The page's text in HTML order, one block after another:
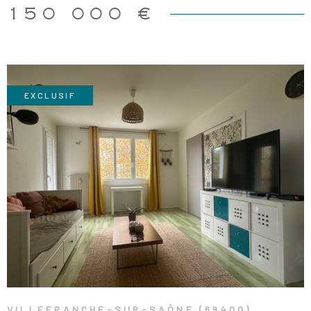
toilettes, et une cave. Stationnement aisé devant la résidence.
Chauffage individuel au gaz de ville. Provisions sur charges: 107
vente hors honoraies 142 500 € Copropriété de 872 lots dont 253
lots principaux
150 000 €
EXCLUSIF
VOIR LE BIEN